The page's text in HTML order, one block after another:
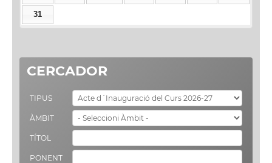
31
CERCADOR
TIPUS
ÀMBIT
TÍTOL
PONENT